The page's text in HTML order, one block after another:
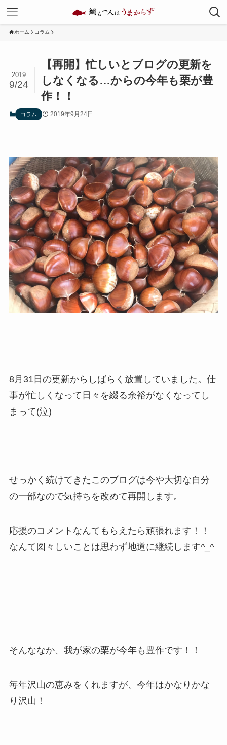
ホーム コラム
【再開】忙しいとブログの更新を
しなくなる…からの今年も栗が豊
作！！
2019
9/24
コラム 2019年9月24日
8月31日の更新からしばらく放置していました。仕
事が忙しくなって日々を綴る余裕がなくなってし
まって(泣)
せっかく続けてきたこのブログは今や大切な自分
の一部なので気持ちを改めて再開します。
応援のコメントなんてもらえたら頑張れます！！
なんて図々しいことは思わず地道に継続します^_^
そんななか、我が家の栗が今年も豊作です！！
毎年沢山の恵みをくれますが、今年はかなりかな
り沢山！